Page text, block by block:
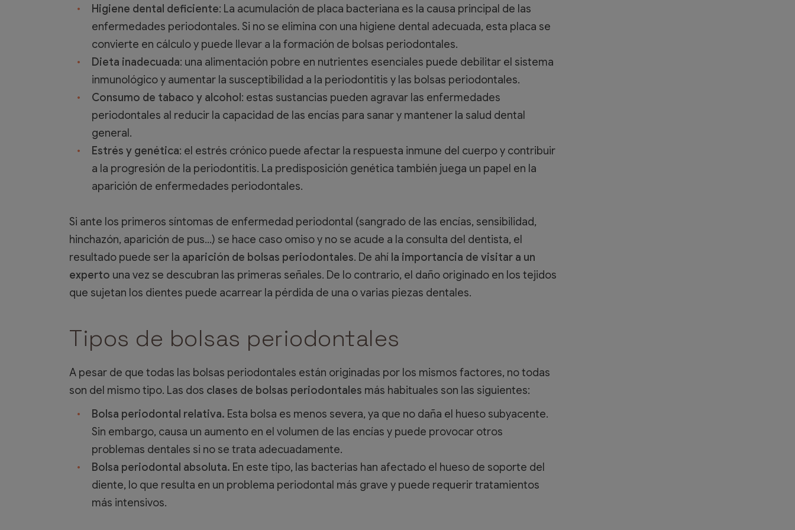
Higiene dental deficiente: La acumulación de placa bacteriana es la causa principal de las
enfermedades periodontales. Si no se elimina con una higiene dental adecuada, esta placa se
convierte en cálculo y puede llevar a la formación de bolsas periodontales.
Dieta inadecuada: una alimentación pobre en nutrientes esenciales puede debilitar el sistema
inmunológico y aumentar la susceptibilidad a la periodontitis y las bolsas periodontales.
Consumo de tabaco y alcohol: estas sustancias pueden agravar las enfermedades
periodontales al reducir la capacidad de las encías para sanar y mantener la salud dental
general.
Estrés y genética: el estrés crónico puede afectar la respuesta inmune del cuerpo y contribuir
a la progresión de la periodontitis. La predisposición genética también juega un papel en la
aparición de enfermedades periodontales.
Si ante los primeros síntomas de enfermedad periodontal (sangrado de las encías, sensibilidad,
hinchazón, aparición de pus…) se hace caso omiso y no se acude a la consulta del dentista, el
resultado puede ser la aparición de bolsas periodontales. De ahí la importancia de visitar a un
experto una vez se descubran las primeras señales. De lo contrario, el daño originado en los tejidos
que sujetan los dientes puede acarrear la pérdida de una o varias piezas dentales.
Tipos de bolsas periodontales
A pesar de que todas las bolsas periodontales están originadas por los mismos factores, no todas
son del mismo tipo. Las dos clases de bolsas periodontales más habituales son las siguientes:
Bolsa periodontal relativa. Esta bolsa es menos severa, ya que no daña el hueso subyacente.
Sin embargo, causa un aumento en el volumen de las encías y puede provocar otros
problemas dentales si no se trata adecuadamente.
Bolsa periodontal absoluta. En este tipo, las bacterias han afectado el hueso de soporte del
diente, lo que resulta en un problema periodontal más grave y puede requerir tratamientos
más intensivos.